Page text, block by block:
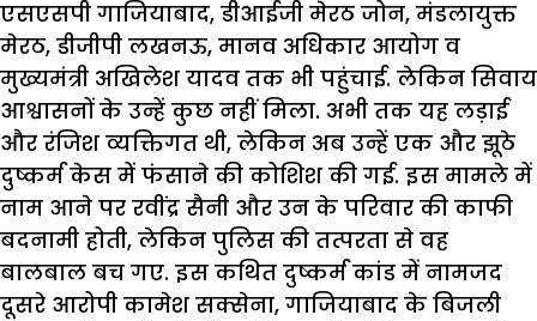
एसएसपी गाजियाबाद, डीआईजी मेरठ जोन, मंडलायुक्त
मेरठ, डीजीपी लखनऊ, मानव अधिकार आयोग व
मुख्यमंत्री अखिलेश यादव तक भी पहुंचाई. लेकिन सिवाय
आश्वासनों के उन्हें कुछ नहीं मिला. अभी तक यह लड़ाई
और रंजिश व्यक्तिगत थी, लेकिन अब उन्हें एक और झूठे
दुष्कर्म केस में फंसाने की कोशिश की गई. इस मामले में
नाम आने पर रवींद्र सैनी और उन के परिवार की काफी
बदनामी होती, लेकिन पुलिस की तत्परता से वह
बालबाल बच गए. इस कथित दुष्कर्म कांड में नामजद
दूसरे आरोपी कामेश सक्सेना, गाजियाबाद के बिजली